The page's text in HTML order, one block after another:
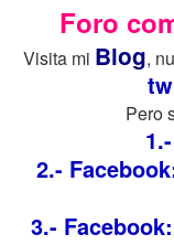
Foro
Visita mi Blog,
Pero
2.-
3.-